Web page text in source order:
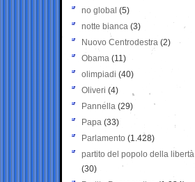
no global (5)
notte bianca (3)
Nuovo Centrodestra (2)
Obama (11)
olimpiadi (40)
Oliveri (4)
Pannella (29)
Papa (33)
Parlamento (1.428)
partito del popolo della libertà
(30)